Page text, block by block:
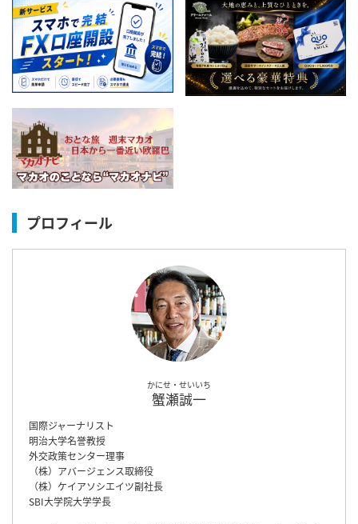
プロフィール
かにせ・せいいち
蟹瀬誠一
国際ジャーナリスト
明治大学名誉教授
外交政策センター理事
（株）アバージェンス取締役
（株）ケイアソシエイツ副社長
SBI大学院大学学長